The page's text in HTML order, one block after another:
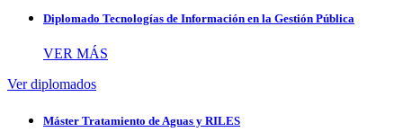
Diplomado Tecnologías de Información en la Gestión Pública
VER MÁS
Ver diplomados
Máster Tratamiento de Aguas y RILES